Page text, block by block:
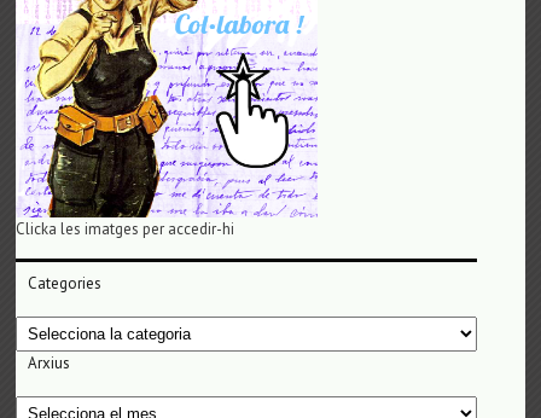
Clicka les imatges per accedir-hi
Categories
Categories
Arxius
Arxius